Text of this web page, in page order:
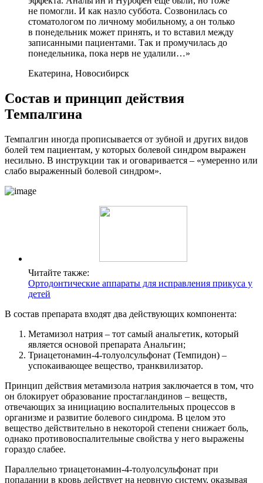
не помогли. И как назло суббота. Созвонилась со
стоматологом по личному мобильному, а он только
в понедельник может принять, и то вставил между
записанными пациентами. Так и промучилась до
понедельника, пока нерв не удалили…»
Екатерина, Новосибирск
Состав и принцип действия
Темпалгина
Темпалгин иногда прописывается от зубной и других видов
болей тем пациентам, у которых болевой синдром выражен
несильно. В инструкции так и оговаривается – «умеренно или
слабо выраженный болевой синдром».
Читайте также:
Ортодонтические аппараты для исправления прикуса у
детей
В состав препарата входят два действующих компонента:
Метамизол натрия – тот самый анальгетик, который
является основой препарата Анальгин;
Триацетонамин-4-толуолсульфонат (Темпидон) –
успокаивающее вещество, транквилизатор.
Принцип действия метамизола натрия заключается в том, что
он блокирует образование простагландинов – веществ,
отвечающих за инициацию воспалительных процессов в
организме и развитие болевого синдрома. В целом это
вещество действительно в некоторой степени снижает боль,
однако противовоспалительные свойства у него выражены
гораздо слабее.
Параллельно триацетонамин-4-толуолсульфонат при
попадании в кровь действует на нервную систему, оказывая